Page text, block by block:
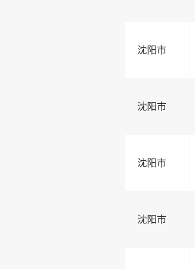
沈阳市
沈阳市
沈阳市
沈阳市